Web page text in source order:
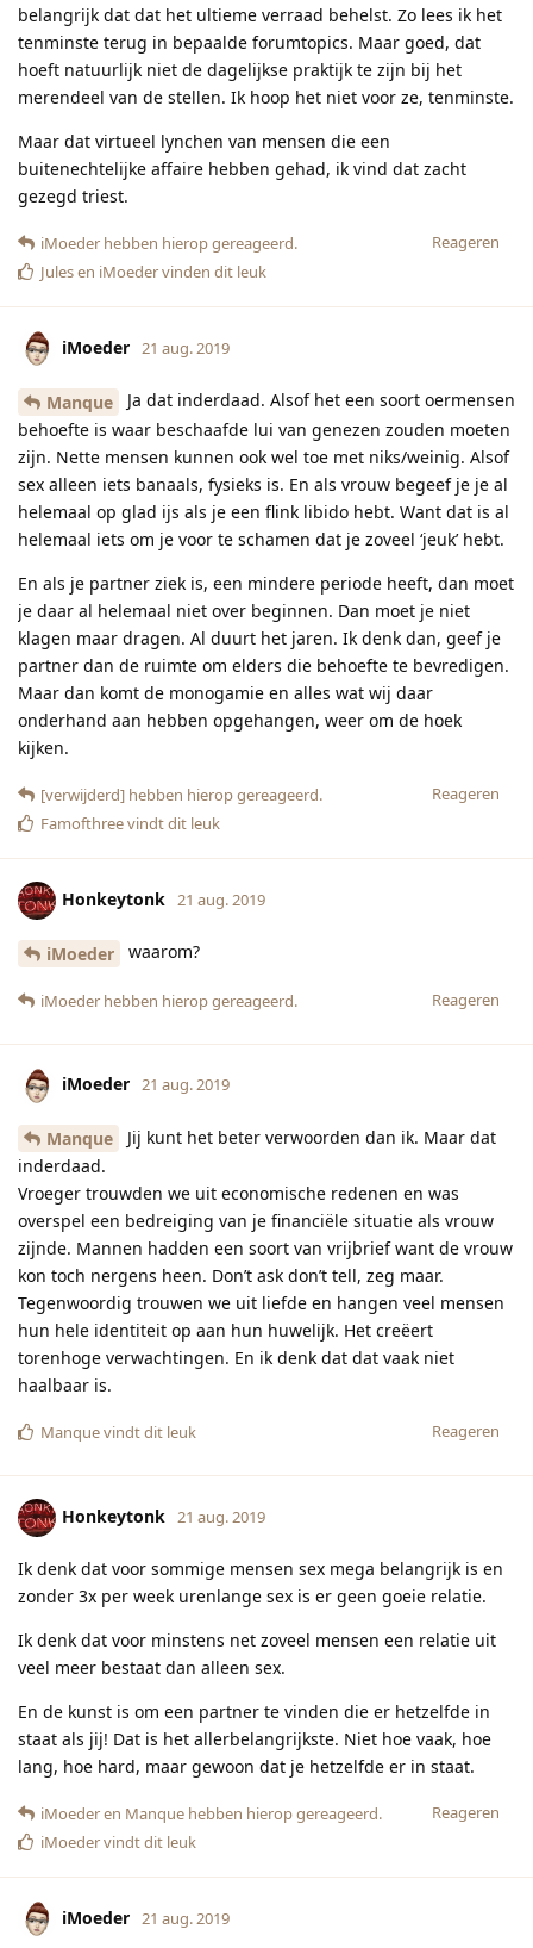
belangrijk dat dat het ultieme verraad behelst. Zo lees ik het
tenminste terug in bepaalde forumtopics. Maar goed, dat
hoeft natuurlijk niet de dagelijkse praktijk te zijn bij het
merendeel van de stellen. Ik hoop het niet voor ze, tenminste.
Maar dat virtueel lynchen van mensen die een
buitenechtelijke affaire hebben gehad, ik vind dat zacht
gezegd triest.
Reageren
iMoeder hebben hierop gereageerd.
Julesen iMoedervinden dit leuk
iMoeder 21 aug. 2019
Manque
Ja dat inderdaad. Alsof het een soort oermensen
behoefte is waar beschaafde lui van genezen zouden moeten
zijn. Nette mensen kunnen ook wel toe met niks/weinig. Alsof
sex alleen iets banaals, fysieks is. En als vrouw begeef je je al
helemaal op glad ijs als je een flink libido hebt. Want dat is al
helemaal iets om je voor te schamen dat je zoveel ‘jeuk’ hebt.
En als je partner ziek is, een mindere periode heeft, dan moet
je daar al helemaal niet over beginnen. Dan moet je niet
klagen maar dragen. Al duurt het jaren. Ik denk dan, geef je
partner dan de ruimte om elders die behoefte te bevredigen.
Maar dan komt de monogamie en alles wat wij daar
onderhand aan hebben opgehangen, weer om de hoek
kijken.
Reageren
[verwijderd] hebben hierop gereageerd.
Famofthreevindt dit leuk
Honkeytonk 21 aug. 2019
iMoeder waarom?
Reageren
iMoeder hebben hierop gereageerd.
iMoeder 21 aug. 2019
Manque
Jij kunt het beter verwoorden dan ik. Maar dat
inderdaad.
Vroeger trouwden we uit economische redenen en was
overspel een bedreiging van je financiële situatie als vrouw
zijnde. Mannen hadden een soort van vrijbrief want de vrouw
kon toch nergens heen. Don’t ask don’t tell, zeg maar.
Tegenwoordig trouwen we uit liefde en hangen veel mensen
hun hele identiteit op aan hun huwelijk. Het creëert
torenhoge verwachtingen. En ik denk dat dat vaak niet
haalbaar is.
Reageren
Manquevindt dit leuk
Honkeytonk 21 aug. 2019
Ik denk dat voor sommige mensen sex mega belangrijk is en
zonder 3x per week urenlange sex is er geen goeie relatie.
Ik denk dat voor minstens net zoveel mensen een relatie uit
veel meer bestaat dan alleen sex.
En de kunst is om een partner te vinden die er hetzelfde in
staat als jij! Dat is het allerbelangrijkste. Niet hoe vaak, hoe
lang, hoe hard, maar gewoon dat je hetzelfde er in staat.
Reageren
iMoederen Manque hebben hierop gereageerd.
iMoedervindt dit leuk
iMoeder 21 aug. 2019